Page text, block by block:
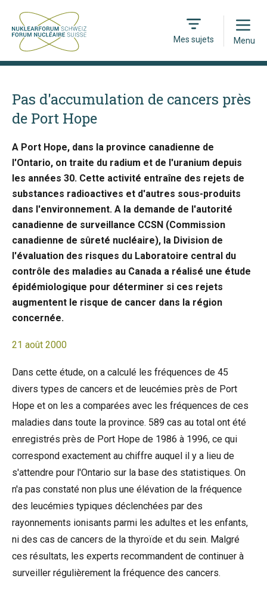
Mes sujets
Open
Menu
Pas d'accumulation de cancers près
de Port Hope
A Port Hope, dans la province canadienne de
l'Ontario, on traite du radium et de l'uranium depuis
les années 30. Cette activité entraîne des rejets de
substances radioactives et d'autres sous-produits
dans l'environnement. A la demande de l'autorité
canadienne de surveillance CCSN (Commission
canadienne de sûreté nucléaire), la Division de
l'évaluation des risques du Laboratoire central du
contrôle des maladies au Canada a réalisé une étude
épidémiologique pour déterminer si ces rejets
augmentent le risque de cancer dans la région
concernée.
21 août 2000
Dans cette étude, on a calculé les fréquences de 45
divers types de cancers et de leucémies près de Port
Hope et on les a comparées avec les fréquences de ces
maladies dans toute la province. 589 cas au total ont été
enregistrés près de Port Hope de 1986 à 1996, ce qui
correspond exactement au chiffre auquel il y a lieu de
s'attendre pour l'Ontario sur la base des statistiques. On
n'a pas constaté non plus une élévation de la fréquence
des leucémies typiques déclenchées par des
rayonnements ionisants parmi les adultes et les enfants,
ni des cas de cancers de la thyroïde et du sein. Malgré
ces résultats, les experts recommandent de continuer à
surveiller régulièrement la fréquence des cancers.